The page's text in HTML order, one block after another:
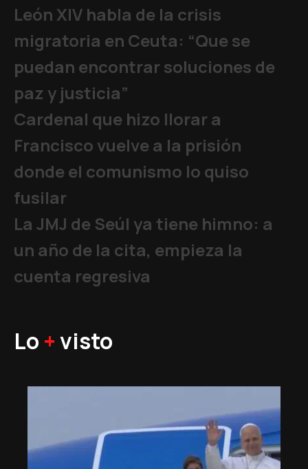
León XIV habla de la crisis
migratoria en Ceuta: “Que se
puedan encontrar soluciones de
paz y justicia”
Cardenal que hizo llorar a
Francisco vuelve a la prisión
donde el comunismo lo quiso
fusilar
La JMJ de Seúl ya tiene himno: a
un año de la cita, empieza la
cuenta regresiva
Lo +visto